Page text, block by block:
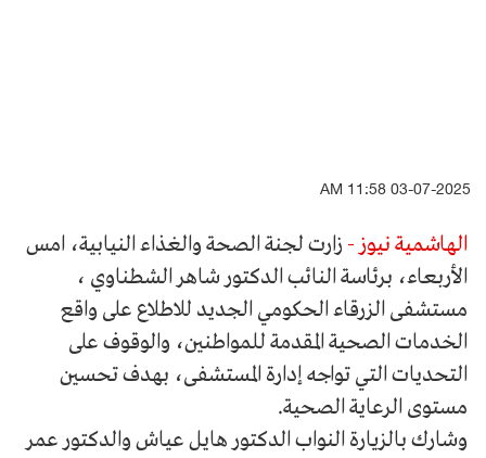
03-07-2025 11:58 AM
الهاشمية نيوز - زارت لجنة الصحة والغذاء النيابية، امس
الأربعاء، برئاسة النائب الدكتور شاهر الشطناوي ،
مستشفى الزرقاء الحكومي الجديد للاطلاع على واقع
الخدمات الصحية المقدمة للمواطنين، والوقوف على
التحديات التي تواجه إدارة المستشفى، بهدف تحسين
مستوى الرعاية الصحية.
وشارك بالزيارة النواب الدكتور هايل عياش والدكتور عمر